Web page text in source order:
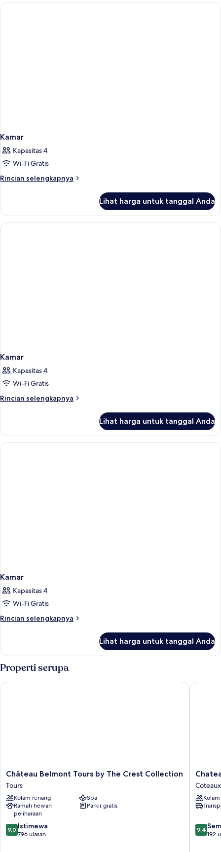
Kamar
Kapasitas 4
Wi-Fi Gratis
Rincian selengkapnya
Rincian
Kamar
Lihat harga untuk tanggal Anda
Kamar
Kapasitas 4
Wi-Fi Gratis
Rincian selengkapnya
Rincian
Kamar
Lihat harga untuk tanggal Anda
Kamar
Kapasitas 4
Wi-Fi Gratis
Rincian selengkapnya
Rincian
Kamar
Lihat harga untuk tanggal Anda
Properti serupa
Château
Belmont
Tours
by
The
Crest
Collection
Tours
Château Belmont Tours by The Crest Collection
Tours
Kolam renang
Spa
Ramah hewan
peliharaan
Parkir gratis
9.0
dari
9,0 Istimewa
796 ulasan
Château Belmont Tours by The Crest Collection
Chateau
de
sur-
9.4
dari
9,4
192